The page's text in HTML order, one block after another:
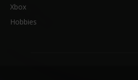
Xbox
Hobbies